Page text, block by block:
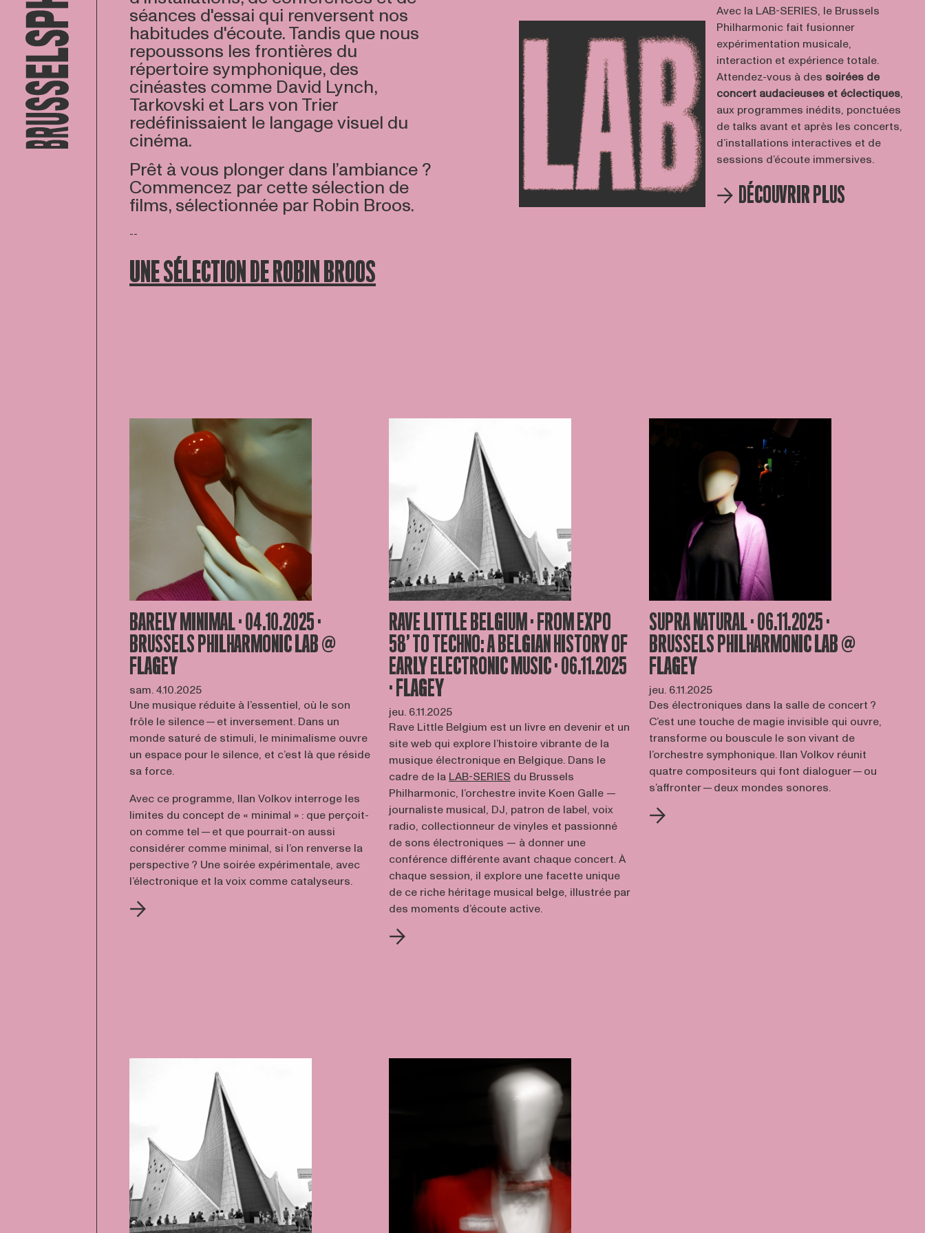
séances d'essai qui renversent nos
habitudes d'écoute. Tandis que nous
repoussons les frontières du
répertoire symphonique, des
cinéastes comme David Lynch,
Tarkovski et Lars von Trier
redéfinissaient le langage visuel du
cinéma.
Prêt à vous plonger dans l’ambiance ?
Commencez par cette sélection de
films, sélectionnée par Robin Broos.
--
UNE SÉLECTION DE ROBIN BROOS
Avec la LAB-SERIES, le Brussels
Philharmonic fait fusionner
expérimentation musicale,
interaction et expérience totale.
Attendez-vous à des soirées de
concert audacieuses et éclectiques,
aux programmes inédits, ponctuées
de talks avant et après les concerts,
d’installations interactives et de
sessions d’écoute immersives.
DÉCOUVRIR PLUS
BARELY MINIMAL · 04.10.2025 ·
BRUSSELS PHILHARMONIC LAB @
FLAGEY
sam. 4.10.2025
Une musique réduite à l’essentiel, où le son
frôle le silence — et inversement. Dans un
monde saturé de stimuli, le minimalisme ouvre
un espace pour le silence, et c’est là que réside
sa force.
Avec ce programme, Ilan Volkov interroge les
limites du concept de « minimal » : que perçoit-
on comme tel — et que pourrait-on aussi
considérer comme minimal, si l’on renverse la
perspective ? Une soirée expérimentale, avec
l’électronique et la voix comme catalyseurs.
RAVE LITTLE BELGIUM · FROM EXPO
58’ TO TECHNO: A BELGIAN HISTORY OF
EARLY ELECTRONIC MUSIC · 06.11.2025
· FLAGEY
jeu. 6.11.2025
Rave Little Belgium est un livre en devenir et un
site web qui explore l’histoire vibrante de la
musique électronique en Belgique. Dans le
cadre de la LAB-SERIES du Brussels
Philharmonic, l’orchestre invite Koen Galle —
journaliste musical, DJ, patron de label, voix
radio, collectionneur de vinyles et passionné
de sons électroniques — à donner une
conférence différente avant chaque concert. À
chaque session, il explore une facette unique
de ce riche héritage musical belge, illustrée par
des moments d’écoute active.
SUPRA NATURAL · 06.11.2025 ·
BRUSSELS PHILHARMONIC LAB @
FLAGEY
jeu. 6.11.2025
Des électroniques dans la salle de concert ?
C’est une touche de magie invisible qui ouvre,
transforme ou bouscule le son vivant de
l’orchestre symphonique. Ilan Volkov réunit
quatre compositeurs qui font dialoguer — ou
s’affronter — deux mondes sonores.